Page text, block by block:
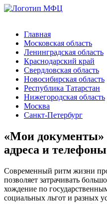
Главная
Московская область
Ленинградская область
Краснодарский край
Свердловская область
Новосибирская область
Республика Татарстан
Нижегородская область
Москва
Санкт-Петербург
«Мои документы»
адреса и телефоны
Современный ритм жизни
позволяет затрачивать
хождение по
социальных льгот и разных